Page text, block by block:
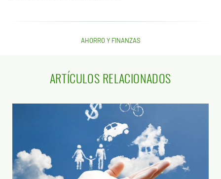
AHORRO Y FINANZAS
ARTÍCULOS RELACIONADOS